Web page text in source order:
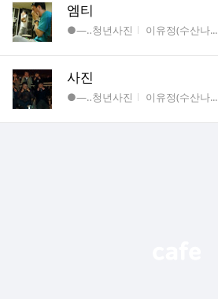
엠티
게시판명
●―‥청년사진 작성자
이유정(수산나...
사진
게시판명
●―‥청년사진 작성자
이유정(수산나...